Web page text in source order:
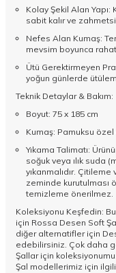
Kolay Şekil Alan
sabit kalır ve
Nefes Alan Kumaş:
mevsim boyunca
Ütü Gerektirmeyen
yoğun günlerde
Teknik Detaylar & Bakım:
Boyut: 75 x 185 cm
Kumaş: Pamuksu özel
Yıkama Talimatı:
soğuk veya ılık suda
yıkanmalıdır.
zeminde kurutulması
temizleme önerilmez.
Koleksiyonu Keşfedin:
için Rossa Desen Soft
diğer alternatifler için
edebilirsiniz. Çok daha
Şallariçin
Şal modellerimiz için